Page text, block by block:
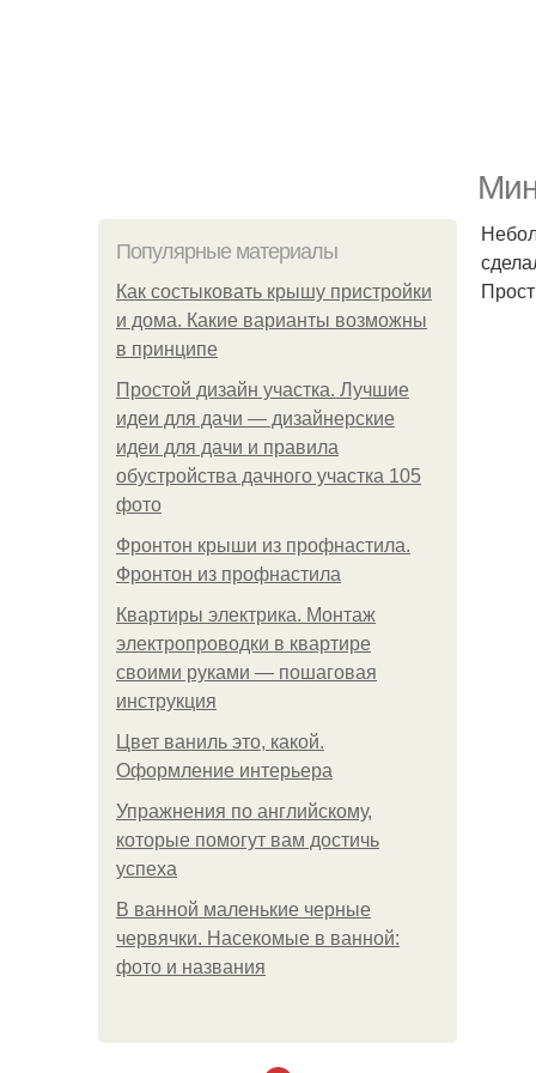
Популярные материалы
Как состыковать крышу пристройки
и дома. Какие варианты возможны
в принципе
Простой дизайн участка. Лучшие
идеи для дачи — дизайнерские
идеи для дачи и правила
обустройства дачного участка 105
фото
Фронтон крыши из профнастила.
Фронтон из профнастила
Квартиры электрика. Монтаж
электропроводки в квартире
своими руками — пошаговая
инструкция
Цвет ваниль это, какой.
Оформление интерьера
Упражнения по английскому,
которые помогут вам достичь
успеха
В ванной маленькие черные
червячки. Насекомые в ванной:
фото и названия